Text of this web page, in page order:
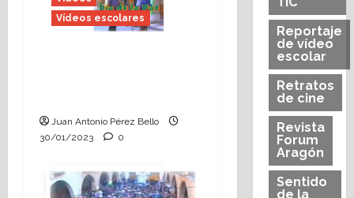
Vídeos escolares
Juan Antonio Pérez Bello
30/01/2023
0
Reportaje
de vídeo
escolar
Retratos
de cine
Revista
Forum
Aragón
Sentido
de la